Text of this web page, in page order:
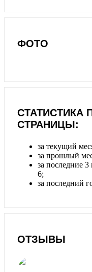
ФОТО
СТАТИСТИКА
СТРАНИЦЫ:
за текущий
за прошлый
за последние
6;
за последний
ОТЗЫВЫ